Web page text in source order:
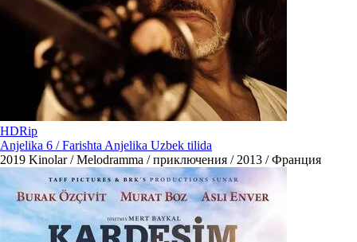
HDRip
Anjelika 6 / Farishta Anjelika Uzbek tilida
2019 Kinolar / Melodramma / приключения / 2013 / Франция